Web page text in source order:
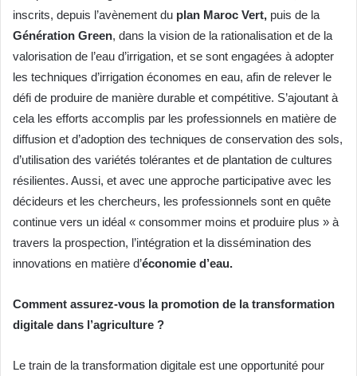
inscrits, depuis l’avènement du plan Maroc Vert, puis de la
Génération Green, dans la vision de la rationalisation et de la
valorisation de l’eau d’irrigation, et se sont engagées à adopter
les techniques d’irrigation économes en eau, afin de relever le
défi de produire de manière durable et compétitive. S’ajoutant à
cela les efforts accomplis par les professionnels en matière de
diffusion et d’adoption des techniques de conservation des sols,
d’utilisation des variétés tolérantes et de plantation de cultures
résilientes. Aussi, et avec une approche participative avec les
décideurs et les chercheurs, les professionnels sont en quête
continue vers un idéal « consommer moins et produire plus » à
travers la prospection, l’intégration et la dissémination des
innovations en matière d’économie d’eau.
Comment assurez-vous la promotion de la transformation
digitale dans l’agriculture ?
Le train de la transformation digitale est une opportunité pour